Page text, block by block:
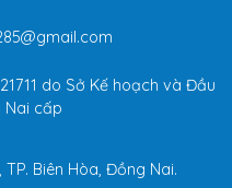
do Sở Kế hoạch và Đầu
Nai cấp
Biên Hòa, Đồng Nai.